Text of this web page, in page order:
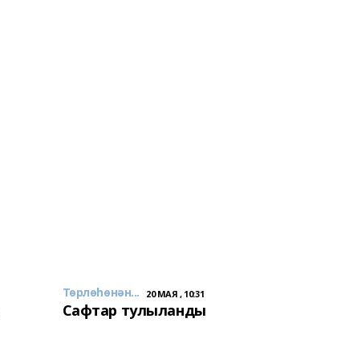
Төрлөһөнән... 20 МАЯ , 10:31
Сафтар тулыланды